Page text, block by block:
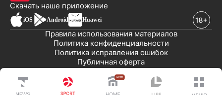
Скачать наше приложениеновостей
iOS Android Huawei
Публичная оферта
Политика исправления ошибок
Политика конфиденциальности
Правила использования материалов